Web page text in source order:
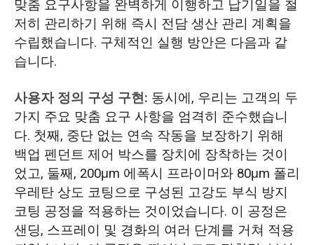
맞춤 요구사항을 완벽하게 이행하고 납기일을 철
저히 관리하기 위해 즉시 전담 생산 관리 계획을
수립했습니다. 구체적인 실행 방안은 다음과 같
습니다.
사용자 정의 구성 구현: 동시에, 우리는 고객의 두
가지 주요 맞춤 요구 사항을 엄격히 준수했습니
다. 첫째, 중단 없는 연속 작동을 보장하기 위해
백업 펜던트 제어 박스를 장치에 장착하는 것이
었고, 둘째, 200μm 에폭시 프라이머와 80μm 폴리
우레탄 상도 코팅으로 구성된 고강도 부식 방지
코팅 공정을 적용하는 것이었습니다. 이 공정은
샌딩, 스프레이 및 경화의 여러 단계를 거쳐 적용